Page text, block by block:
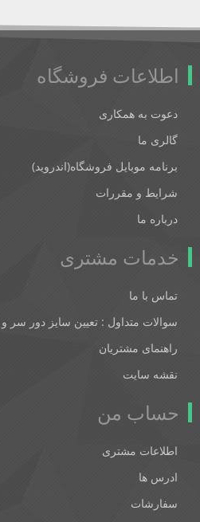
اطلاعات فروشگاه
دعوت به همکاری
گالری ما
برنامه موبایل فروشگاه(اندروید)
شرایط و مقررات
درباره ما
خدمات مشتری
تماس با ما
سوالات متداول : تعیین سایز دور سر
راهنمای مشتریان
نقشه سایت
حساب من
اطلاعات مشتری
ادرس ها
سفارشات